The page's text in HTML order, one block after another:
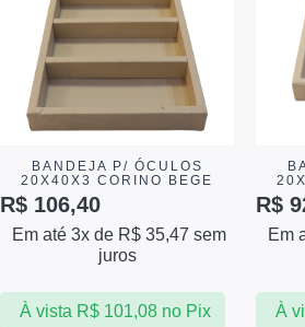
BANDEJA P/ ÓCULOS
20X40X3 CORINO BEGE
R$ 106,40
Em até 3x de R$ 35,47 sem
juros
À vista R$101,08 no Pix
R$
Em
À